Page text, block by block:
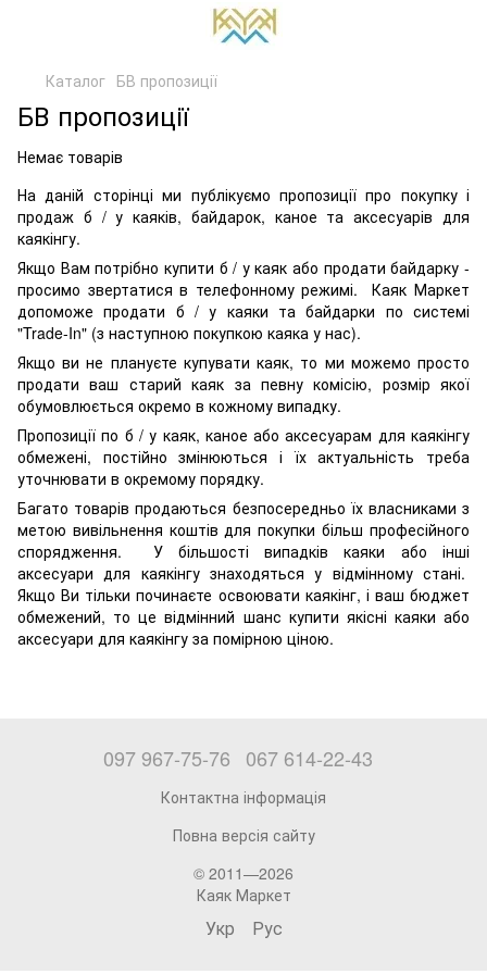
Каталог БВ пропозиції
БВ пропозиції
Немає товарів
На даній сторінці ми публікуємо пропозиції про покупку і
продаж б / у каяків, байдарок, каное та аксесуарів для
каякінгу.
Якщо Вам потрібно купити б / у каяк або продати байдарку -
просимо звертатися в телефонному режимі. Каяк Маркет
допоможе продати б / у каяки та байдарки по системі
"Trade-In" (з наступною покупкою каяка у нас).
Якщо ви не плануєте купувати каяк, то ми можемо просто
продати ваш старий каяк за певну комісію, розмір якої
обумовлюється окремо в кожному випадку.
Пропозиції по б / у каяк, каное або аксесуарам для каякінгу
обмежені, постійно змінюються і їх актуальність треба
уточнювати в окремому порядку.
Багато товарів продаються безпосередньо їх власниками з
метою вивільнення коштів для покупки більш професійного
спорядження. У більшості випадків каяки або інші
аксесуари для каякінгу знаходяться у відмінному стані.
Якщо Ви тільки починаєте освоювати каякінг, і ваш бюджет
обмежений, то це відмінний шанс купити якісні каяки або
аксесуари для каякінгу за помірною ціною.
097 967-75-76 067 614-22-43
Контактна інформація
Повна версія сайту
© 2011—2026
Каяк Маркет
Укр Рус